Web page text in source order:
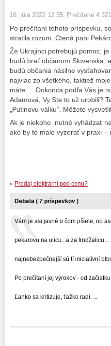
16. júla 2022 12:55 , Prečítané 4
Po prečítaní tohoto príspevku,
stratila rozum. Ctená pani
Že Ukrajinci potrebujú pomoc,
budú brať občanom Slovenska,
budú občania násilne
najviac zo všetkého, taktiež
máte: …Dokonca podľa Vás je
Adamová, Vy Ste to už urobili?
„Putinovu válku“. Môžete
Ak je niekoho nutné vyhádzať
ako by to malo vyzerať v praxi
« Predaj elektrární pod cenu?
Debata ( 7 príspevkov )
Vám je asi jasné o čom píšete, no
pekarovu na ulicu...a za frndžalicu...
najnebezpečnejší sú tí iniciatívní
Po prečítaní jej výrokov - od
Ľahko sa kritizuje, ťažko radí. ...